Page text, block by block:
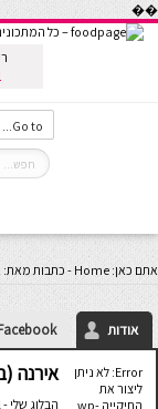
��
אתם כאן: Home
- כתבות מאת:
אודות
Error: לא ניתן
ליצור את
התיקייה wp-
אירנה
הבלוג שלי - http://blozugi.blogspot.co.il .